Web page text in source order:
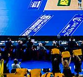
il solo
potenza e
Verona frena
a tenere a
clamorosi di